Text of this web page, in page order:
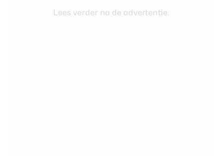
Lees verder na de advertentie.